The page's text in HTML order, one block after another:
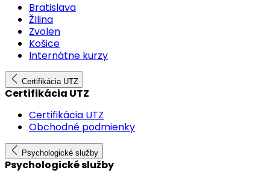
Bratislava
ŽIlina
Zvolen
Košice
Internátne kurzy
Certifikácia UTZ
Certifikácia UTZ
Certifikácia UTZ
Obchodné podmienky
Psychologické služby
Psychologické služby